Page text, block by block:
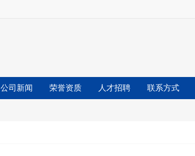
公司新闻 荣誉资质 人才招聘 联系方式